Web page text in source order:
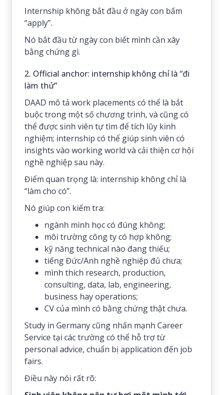
Internship không bắt đầu ở ngày con bấm
“apply”.
Nó bắt đầu từ ngày con biết mình cần xây
bằng chứng gì.
2. Official anchor: internship không chỉ là “đi
làm thử”
DAAD mô tả work placements có thể là bắt
buộc trong một số chương trình, và cũng có
thể được sinh viên tự tìm để tích lũy kinh
nghiệm; internship có thể giúp sinh viên có
insights vào working world và cải thiện cơ hội
nghề nghiệp sau này.
Điểm quan trọng là: internship không chỉ là
“làm cho có”.
Nó giúp con kiểm tra:
ngành mình học có đúng không;
môi trường công ty có hợp không;
kỹ năng technical nào đang thiếu;
tiếng Đức/Anh nghề nghiệp đủ chưa;
mình thích research, production,
consulting, data, lab, engineering,
business hay operations;
CV của mình có bằng chứng thật chưa.
Study in Germany cũng nhấn mạnh Career
Service tại các trường có thể hỗ trợ từ
personal advice, chuẩn bị application đến job
fairs.
Điều này nói rất rõ: